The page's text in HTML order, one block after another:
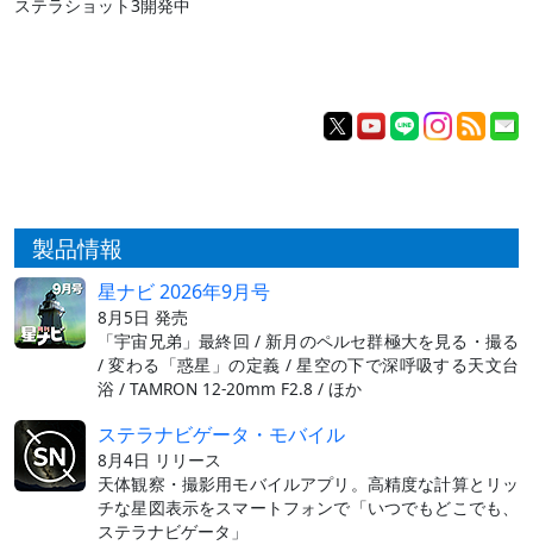
ステラショット3開発中
製品情報
星ナビ 2026年9月号
8月5日 発売
「宇宙兄弟」最終回 / 新月のペルセ群極大を見る・撮る
/ 変わる「惑星」の定義 / 星空の下で深呼吸する天文台
浴 / TAMRON 12-20mm F2.8 / ほか
ステラナビゲータ・モバイル
8月4日 リリース
天体観察・撮影用モバイルアプリ。高精度な計算とリッ
チな星図表示をスマートフォンで「いつでもどこでも、
ステラナビゲータ」